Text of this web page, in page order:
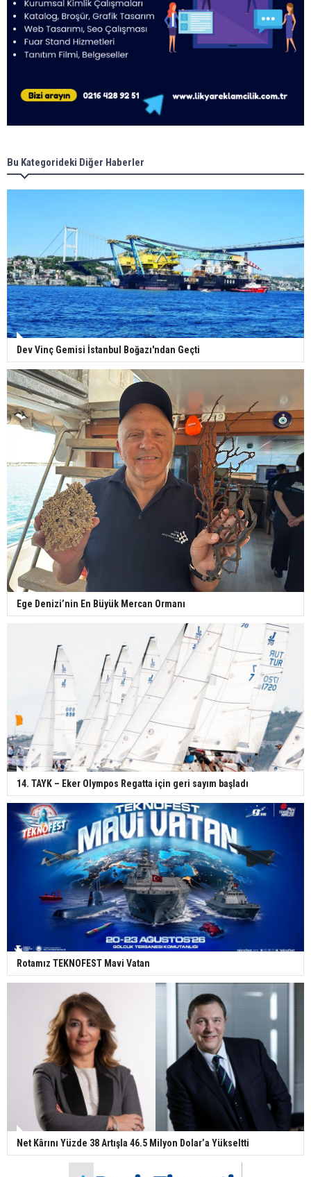
Bu Kategorideki Diğer Haberler
Dev Vinç Gemisi İstanbul Boğazı'ndan Geçti
Ege Denizi’nin En Büyük Mercan Ormanı
14. TAYK – Eker Olympos Regatta için geri sayım başladı
Rotamız TEKNOFEST Mavi Vatan
Net Kârını Yüzde 38 Artışla 46.5 Milyon Dolar’a Yükseltti